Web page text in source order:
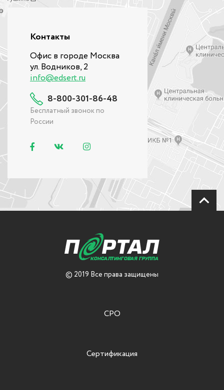
Контакты
Офис в городе Москва
ул. Водников, 2
info@edsert.ru
8-800-301-86-48
Бесплатный звонок по
России
© 2019 Все права защищены
СРО
Сертификация